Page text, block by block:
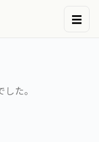
☰
た。